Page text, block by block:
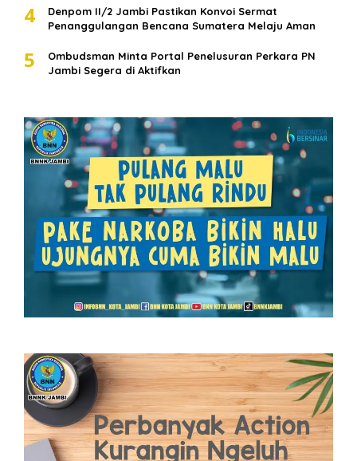
4
Denpom II/2 Jambi Pastikan Konvoi Sermat
Penanggulangan Bencana Sumatera Melaju Aman
5
Ombudsman Minta Portal Penelusuran Perkara PN
Jambi Segera di Aktifkan